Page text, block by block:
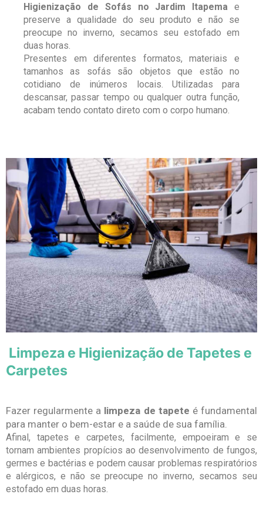
Higienização de Sofás no Jardim Itapema e
preserve a qualidade do seu produto e não se
preocupe no inverno, secamos seu estofado em
duas horas.
Presentes em diferentes formatos, materiais e
tamanhos as sofás são objetos que estão no
cotidiano de inúmeros locais. Utilizadas para
descansar, passar tempo ou qualquer outra função,
acabam tendo contato direto com o corpo humano.
Limpeza e Higienização de Tapetes e
Carpetes
Fazer regularmente a limpeza de tapete é fundamental
para manter o bem-estar e a saúde de sua família.
Afinal, tapetes e carpetes, facilmente, empoeiram e se
tornam ambientes propícios ao desenvolvimento de fungos,
germes e bactérias e podem causar problemas respiratórios
e alérgicos, e não se preocupe no inverno, secamos seu
estofado em duas horas.